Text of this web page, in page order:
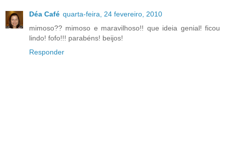
Déa Café quarta-feira, 24 fevereiro, 2010
mimoso?? mimoso e maravilhoso!! que ideia genial! ficou
lindo! fofo!!! parabéns! beijos!
Responder